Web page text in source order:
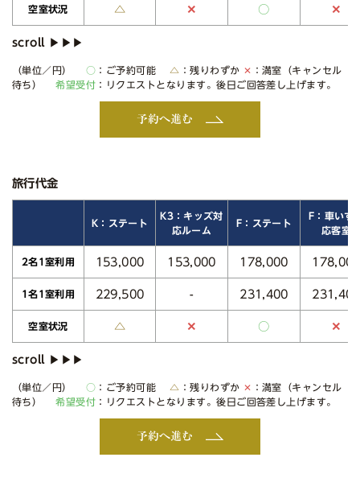
空室状況 △ ✕ ○ ✕
（単位／円） ○ ：ご予約可能 △ ：残りわずか ✕ ：満室（キャンセル
待ち）希望受付 ：リクエストとなります。後日ご回答差し上げます。
予約へ進む
旅行代金
K：ステート
K3：キッズ対
応ルーム
F：ステート
F：車いす
応客室
2名1室利用 153,000 153,000 178,000 178,000
1名1室利用 229,500 - 231,400 231,400
空室状況 △ ✕ ○ ✕
（単位／円） ○ ：ご予約可能 △ ：残りわずか ✕ ：満室（キャンセル
待ち）希望受付 ：リクエストとなります。後日ご回答差し上げます。
予約へ進む